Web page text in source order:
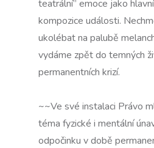
teatrální” emoce jako
kompozice události.
ukolébat na palubě
vydáme zpět do temných
permanentních krizí.
~~Ve své instalaci Právo
téma fyzické i mentální
odpočinku v době